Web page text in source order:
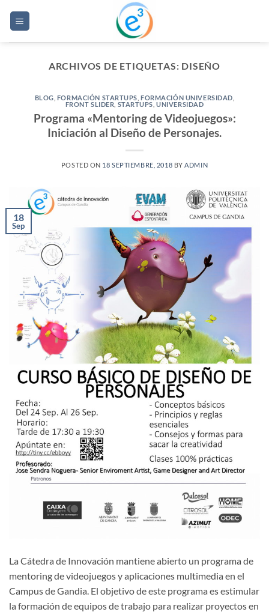
ARCHIVOS DE ETIQUETAS: DISEÑO
BLOG FORMACIÓN STARTUPS ,FORMACIÓN UNIVERSIDAD
FRONT SLIDER STARTUPS ,UNIVERSIDAD
Programa «Mentoring de Videojuegos»:
Iniciación al Diseño de Personajes.
POSTED ON 18 SEPTIEMBRE, 2018 BY ADMIN
18
Sep
La Cátedra de Innovación mantiene abierto un programa de
mentoring de videojuegos y aplicaciones multimedia en el
Campus de Gandia. El objetivo de este programa es estimular
la formación de equipos de trabajo para realizar proyectos en